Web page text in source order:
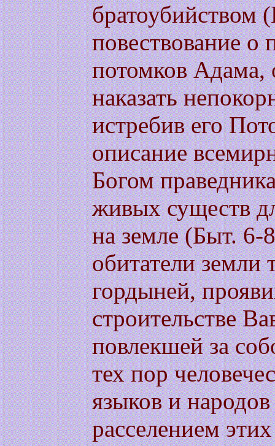
братоубийством
повествование о
потомков Адама,
наказать
истребив его
описание
Богом
живых существ
на земле (Быт.
обитатели земли
гордыней,
строительстве
повлекшей за
тех пор
языков и
расселением